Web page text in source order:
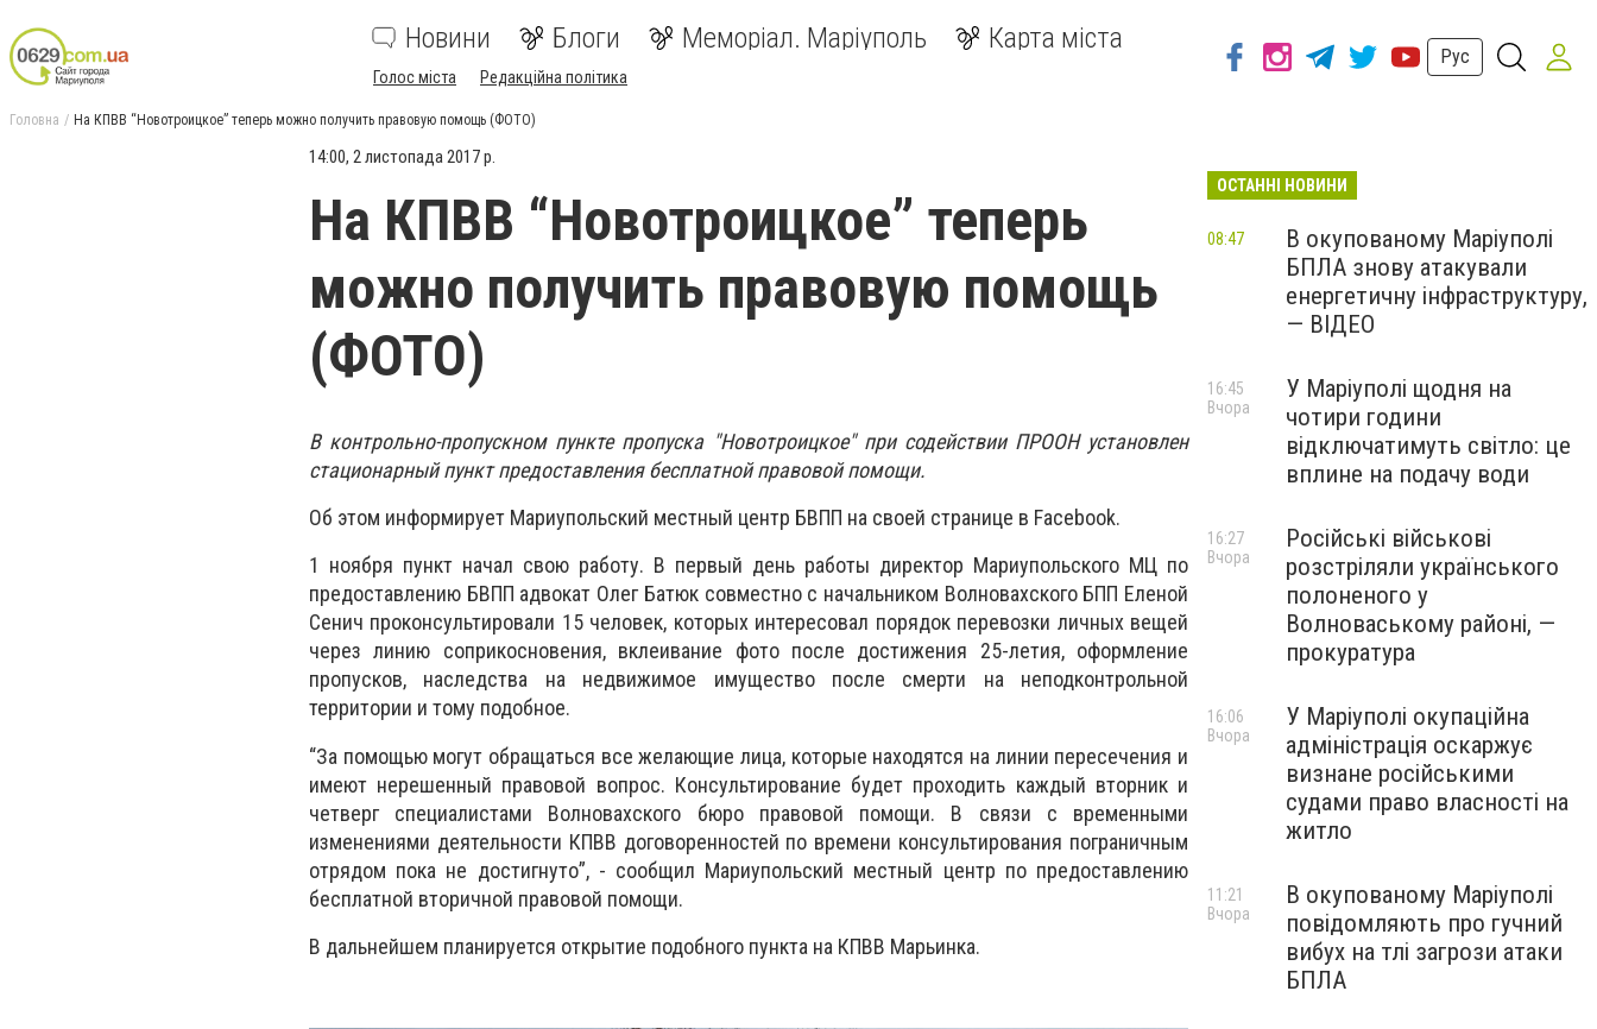
Новини Блоги Меморіал. Маріуполь Карта міста
Голос міста Редакційна політика
Рус
Головна На КПВВ “Новотроицкое” теперь можно получить правовую помощь (ФОТО)
14:00, 2 листопада 2017 р.
На КПВВ “Новотроицкое” теперь
можно получить правовую помощь
(ФОТО)
В контрольно-пропускном пункте пропуска "Новотроицкое" при содействии ПРООН установлен
стационарный пункт предоставления бесплатной правовой помощи.
Об этом информирует Мариупольский местный центр БВПП на своей странице в Facebook.
1 ноября пункт начал свою работу. В первый день работы директор Мариупольского МЦ по
предоставлению БВПП адвокат Олег Батюк совместно с начальником Волновахского БПП Еленой
Сенич проконсультировали 15 человек, которых интересовал порядок перевозки личных вещей
через линию соприкосновения, вклеивание фото после достижения 25-летия, оформление
пропусков, наследства на недвижимое имущество после смерти на неподконтрольной
территории и тому подобное.
“За помощью могут обращаться все желающие лица, которые находятся на линии пересечения и
имеют нерешенный правовой вопрос. Консультирование будет проходить каждый вторник и
четверг специалистами Волновахского бюро правовой помощи. В связи с временными
изменениями деятельности КПВВ договоренностей по времени консультирования пограничным
отрядом пока не достигнуто”, - сообщил Мариупольский местный центр по предоставлению
бесплатной вторичной правовой помощи.
В дальнейшем планируется открытие подобного пункта на КПВВ Марьинка.
ОСТАННІ НОВИНИ
В окупованому Маріуполі
БПЛА знову атакували
енергетичну інфраструктуру,
— ВІДЕО
08:47
У Маріуполі щодня на
чотири години
відключатимуть світло: це
вплине на подачу води
16:45
Вчора
Російські військові
розстріляли українського
полоненого у
Волноваському районі, —
прокуратура
16:27
Вчора
У Маріуполі окупаційна
адміністрація оскаржує
визнане російськими
судами право власності на
житло
16:06
Вчора
В окупованому Маріуполі
повідомляють про гучний
вибух на тлі загрози атаки
БПЛА
11:21
Вчора